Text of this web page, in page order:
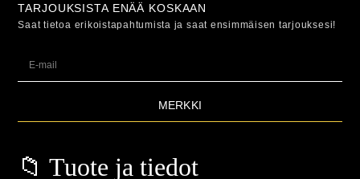
TARJOUKSISTA ENÄÄ KOSKAAN
Saat tietoa erikoistapahtumista ja saat ensimmäisen tarjouksesi!
MERKKI
📁 Tuote ja tiedot